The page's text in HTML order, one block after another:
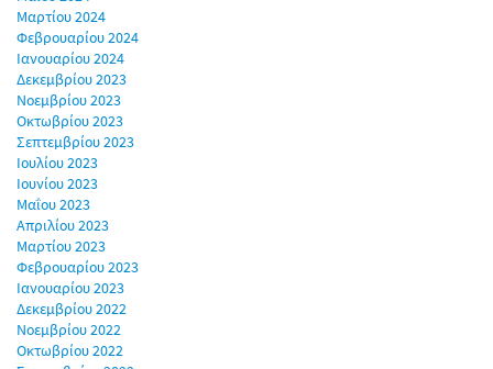
Μαρτίου 2024
Φεβρουαρίου 2024
Ιανουαρίου 2024
Δεκεμβρίου 2023
Νοεμβρίου 2023
Οκτωβρίου 2023
Σεπτεμβρίου 2023
Ιουλίου 2023
Ιουνίου 2023
Μαΐου 2023
Απριλίου 2023
Μαρτίου 2023
Φεβρουαρίου 2023
Ιανουαρίου 2023
Δεκεμβρίου 2022
Νοεμβρίου 2022
Οκτωβρίου 2022